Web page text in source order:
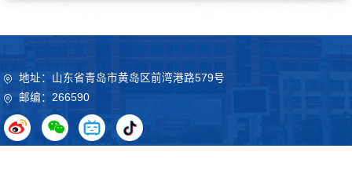
地址：山东省青岛市黄岛区前湾港路579号
邮编：266590